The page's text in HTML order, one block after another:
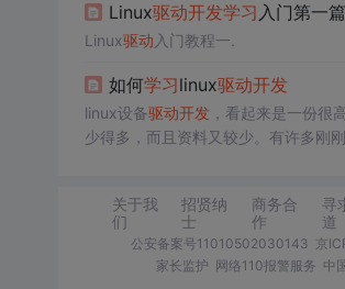
Linux驱动开发学习 入门第一篇
Linux驱动 入门教程一.
如何学习linux驱动开发
linux设备驱动开发，看起来是一份很
少得多，而且资料又较少。有许多刚
关于我
们
招贤纳
士
商务合
作
寻
道
公安备案号11010502030143 京
家长监护 网络110报警服务 中